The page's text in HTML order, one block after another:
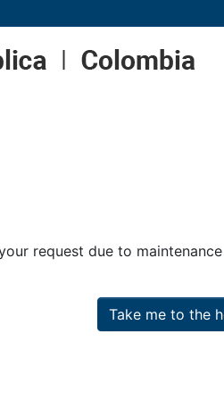
request due to
Take me to the